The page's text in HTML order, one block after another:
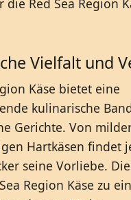
Vielfalt und
Käse bietet eine
kulinarische
Gerichte. Von
Hartkäsen findet
seine Vorliebe.
Region Käse zu